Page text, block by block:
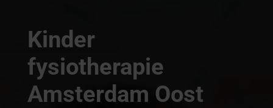
Kinder
fysiotherapie
Amsterdam Oost